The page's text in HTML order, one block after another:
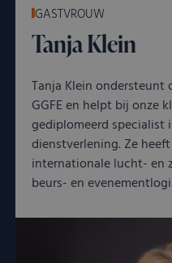
GASTVROUW
Tanja Klein
Tanja Klein
GGFE en helpt bij onze
gediplomeerd
dienstverlening. Ze
internationale lucht- en
beurs- en